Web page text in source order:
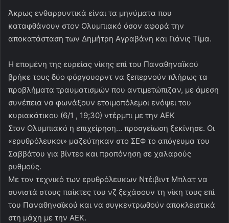
Άκρως ενθαρρυντικά είναι τα μηνύματα που
καταφθάνουν στον Ολυμπιακό όσον αφορά την
αποκατάσταση των Δημήτρη Αγραβάνη και Γιάνις Τίμα.
Η επομένη της ευρείας νίκης επί του Παναθηναϊκού
βρήκε τους δύο φόργουορντ να ξεπερνούν πλήρως τα
προβλήματα τραυματισμών που αντιμετώπιζαν, με άμεση
συνέπεια να φωνάξουν ετοιμοπόλεμοι ενόψει του
κυριακάτικου (6/1 , 19;30) ντέρμπι με την ΑΕΚ
Στον Ολυμπιακό η επιχείρηση… προσγείωση ξεκίνησε. Οι
«ερυθρόλευκοι» μαζεύτηκαν στο ΣΕΦ το απόγευμα του
Σαββάτου για βίντεο και προπόνηση σε χαλαρούς
ρυθμούς.
Με τον τεχνικό των ερυθρόλευκων Ντέιβιντ Μπλατ να
συνιστά στους παίκτες του νζ ξεχάσουν τη νίκη τους επί
του Παναθηναϊκού και να συγκεντρωθούν αποκλειστικά
στη μάχη με την ΑΕΚ.